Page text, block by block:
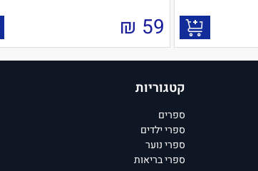
59
₪
קטגוריות
ספרים
ספרי ילדים
ספרי נוער
ספרי בריאות